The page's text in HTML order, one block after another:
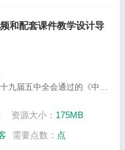
做好铺垫
和配套课件教学设计导
九届五中全会通过的《中共
年远景目标的建议》，提
的新发展格局。接下来，我
资源大小： 175MB
需要点数： 点